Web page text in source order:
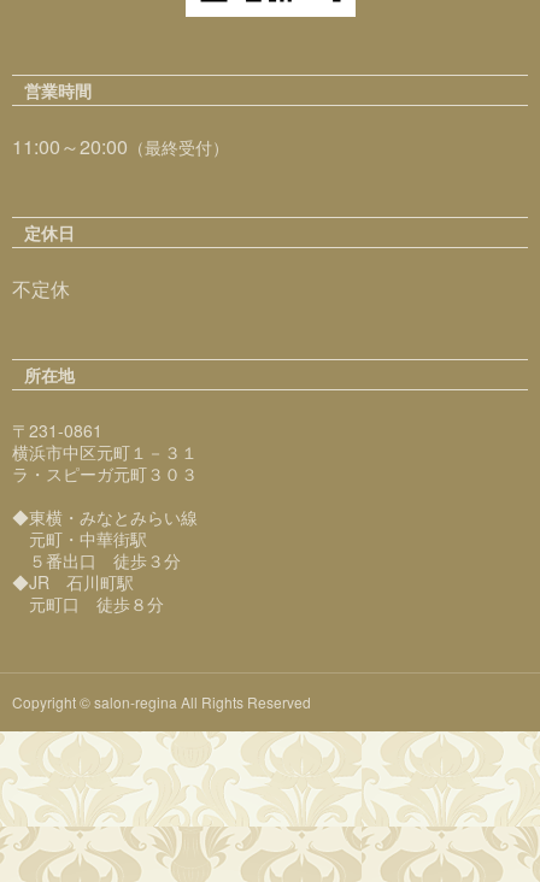
営業時間
11:00～20:00 （最終受付）
定休日
不定休
所在地
〒231-0861
横浜市中区元町１－３１
ラ・スピーガ元町３０３
◆東横・みなとみらい線
元町・中華街駅
５番出口 徒歩３分
◆JR 石川町駅
元町口 徒歩８分
Copyright © salon-regina All Rights Reserved